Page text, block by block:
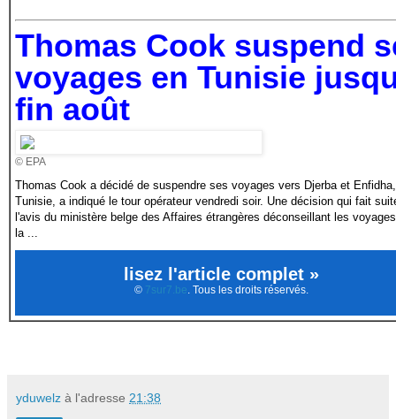
Thomas Cook suspend
voyages en Tunisie
fin août
© EPA
Thomas Cook a décidé de suspendre ses voyages vers Djerba et
Tunisie, a indiqué le tour opérateur vendredi soir. Une décision qui fait
l'avis du ministère belge des Affaires étrangères déconseillant les
la ...
lisez l'article complet »
© 7sur7.be. Tous les droits réservés.
yduwelz à l'adresse 21:38